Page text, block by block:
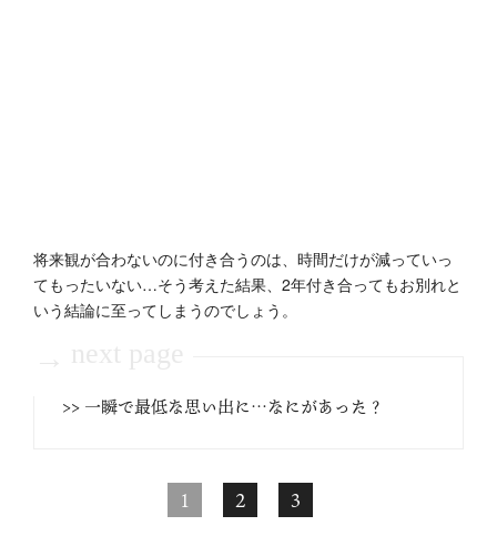
将来観が合わないのに付き合うのは、時間だけが減っていっ
てもったいない…そう考えた結果、2年付き合ってもお別れと
いう結論に至ってしまうのでしょう。
>> 一瞬で最低な思い出に…なにがあった？
1 2 3